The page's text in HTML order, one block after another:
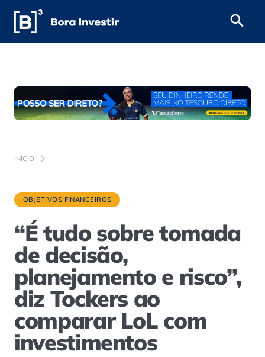
INÍCIO
OBJETIVOS FINANCEIROS
“É tudo sobre tomada
de decisão,
planejamento e risco”,
diz Tockers ao
comparar LoL com
investimentos